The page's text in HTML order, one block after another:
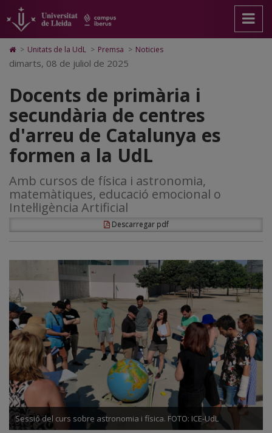
Docents
de
primària
secundària
de
centres
d'arreu
de
Catalunya
es
formen
a
UdL
pàgina
principal.
Universitat
Lleida
contingut
principal
Mapa
Web.
Universitat
Cerca
Accessibilitat.
Universitat
Lleida
Icono
de
Home
ir
a
la
página
de
inicio
> Unitats de la UdL > Premsa > Noticies
dimarts, 08 de juliol de 2025
Docents de primària i
secundària de centres
d'arreu de Catalunya es
formen a la UdL
Amb cursos de física i astronomia,
matemàtiques, educació emocional o
Intel·ligència Artificial
Descarregar pdf
Sessió del curs sobre astronomia i física. FOTO: ICE-UdL